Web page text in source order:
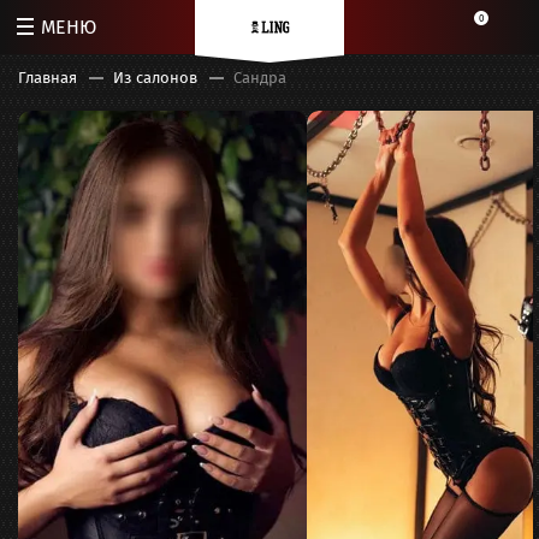
МЕНЮ 0
Главная Из салонов Сандра